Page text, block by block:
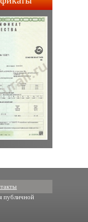
АПЛ 4-го и
публичной